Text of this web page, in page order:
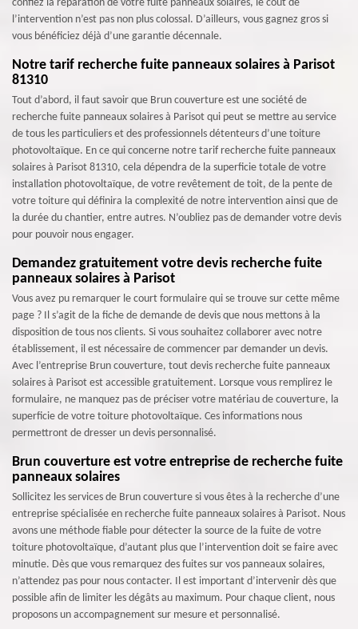
confiez la réparation de votre fuite panneaux solaires, le coût de
l’intervention n’est pas non plus colossal. D’ailleurs, vous gagnez gros si
vous bénéficiez déjà d’une garantie décennale.
Notre tarif recherche fuite panneaux solaires à Parisot
81310
Tout d’abord, il faut savoir que Brun couverture est une société de
recherche fuite panneaux solaires à Parisot qui peut se mettre au service
de tous les particuliers et des professionnels détenteurs d’une toiture
photovoltaïque. En ce qui concerne notre tarif recherche fuite panneaux
solaires à Parisot 81310, cela dépendra de la superficie totale de votre
installation photovoltaïque, de votre revêtement de toit, de la pente de
votre toiture qui définira la complexité de notre intervention ainsi que de
la durée du chantier, entre autres. N’oubliez pas de demander votre devis
pour pouvoir nous engager.
Demandez gratuitement votre devis recherche fuite
panneaux solaires à Parisot
Vous avez pu remarquer le court formulaire qui se trouve sur cette même
page ? Il s’agit de la fiche de demande de devis que nous mettons à la
disposition de tous nos clients. Si vous souhaitez collaborer avec notre
établissement, il est nécessaire de commencer par demander un devis.
Avec l’entreprise Brun couverture, tout devis recherche fuite panneaux
solaires à Parisot est accessible gratuitement. Lorsque vous remplirez le
formulaire, ne manquez pas de préciser votre matériau de couverture, la
superficie de votre toiture photovoltaïque. Ces informations nous
permettront de dresser un devis personnalisé.
Brun couverture est votre entreprise de recherche fuite
panneaux solaires
Sollicitez les services de Brun couverture si vous êtes à la recherche d’une
entreprise spécialisée en recherche fuite panneaux solaires à Parisot. Nous
avons une méthode fiable pour détecter la source de la fuite de votre
toiture photovoltaïque, d’autant plus que l’intervention doit se faire avec
minutie. Dès que vous remarquez des fuites sur vos panneaux solaires,
n’attendez pas pour nous contacter. Il est important d’intervenir dès que
possible afin de limiter les dégâts au maximum. Pour chaque client, nous
proposons un accompagnement sur mesure et personnalisé.